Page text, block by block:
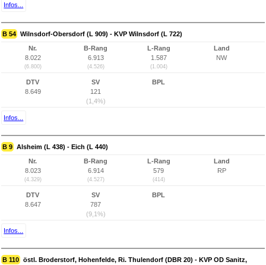
Infos...
B 54 Wilnsdorf-Obersdorf (L 909) - KVP Wilnsdorf (L 722)
Nr.
8.022
(6.800)
B-Rang
6.913
(4.526)
L-Rang
1.587
(1.004)
Land
NW
DTV
8.649
SV
121
(1,4%)
BPL
Infos...
B 9 Alsheim (L 438) - Eich (L 440)
Nr.
8.023
(4.329)
B-Rang
6.914
(4.527)
L-Rang
579
(414)
Land
RP
DTV
8.647
SV
787
(9,1%)
BPL
Infos...
B 110 östl. Broderstorf, Hohenfelde, Ri. Thulendorf (DBR 20) - KVP OD Sanitz,